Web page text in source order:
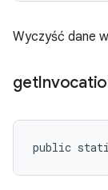
Wyczyść dane
get
public